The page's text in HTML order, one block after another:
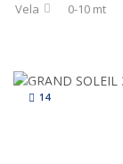
Vela 0-10 mt
14